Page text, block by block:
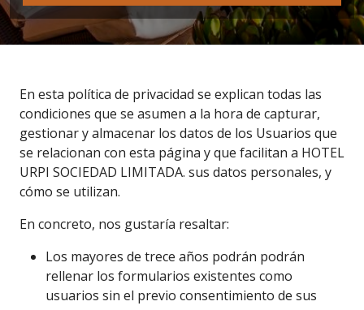
En esta política de privacidad se explican todas las
condiciones que se asumen a la hora de capturar,
gestionar y almacenar los datos de los Usuarios que
se relacionan con esta página y que facilitan a HOTEL
URPI SOCIEDAD LIMITADA. sus datos personales, y
cómo se utilizan.
En concreto, nos gustaría resaltar:
Los mayores de trece años podrán podrán
rellenar los formularios existentes como
usuarios sin el previo consentimiento de sus